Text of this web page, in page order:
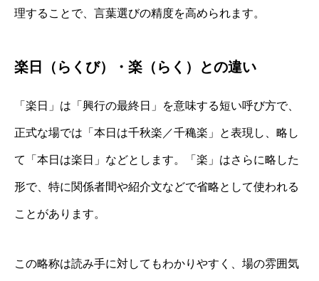
理することで、言葉選びの精度を高められます。
楽日（らくび）・楽（らく）との違い
「楽日」は「興行の最終日」を意味する短い呼び方で、
正式な場では「本日は千秋楽／千穐楽」と表現し、略し
て「本日は楽日」などとします。「楽」はさらに略した
形で、特に関係者間や紹介文などで省略として使われる
ことがあります。
この略称は読み手に対してもわかりやすく、場の雰囲気